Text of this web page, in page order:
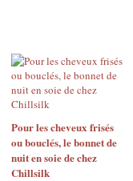
Pour les cheveux frisés
ou bouclés, le bonnet de
nuit en soie de chez
Chillsilk